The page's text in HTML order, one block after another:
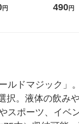
き
円
コウォー
490円
ルドマジック」
。液体の飲み
スポーツ、イベ